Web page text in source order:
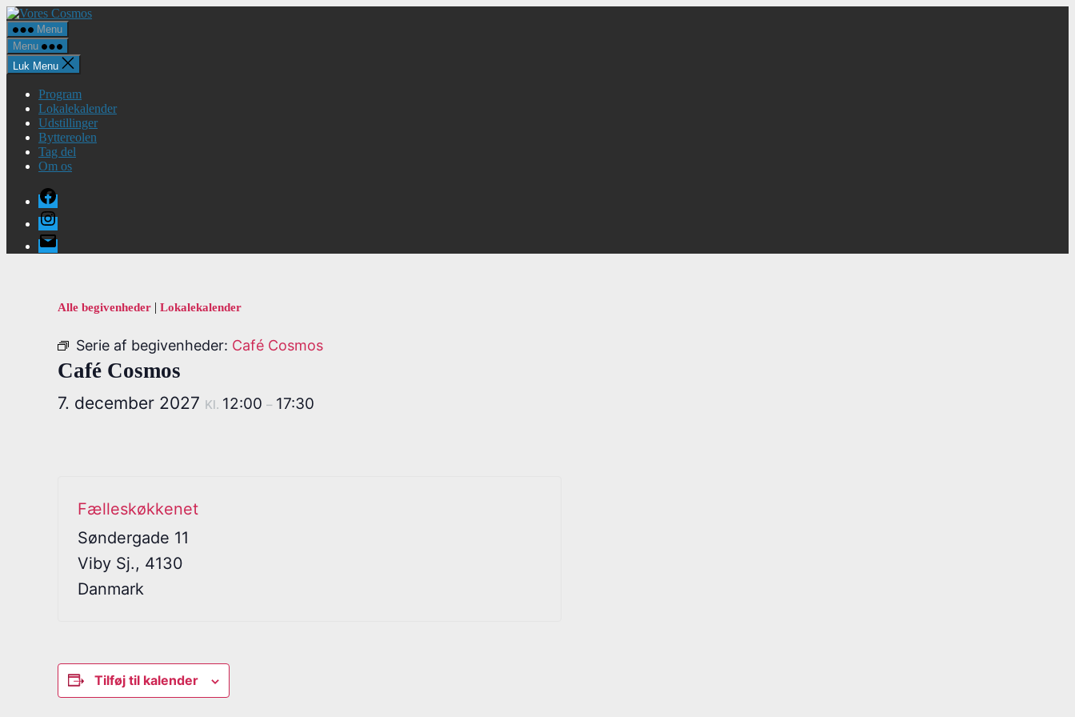
Spring
til
indholdet
Vores
Menu
Menu
Luk Menu
Program
Lokalekalender
Udstillinger
Byttereolen
Tag del
Om os
Facebook
Instagram
E-
mail
Alle begivenheder | Lokalekalender
Serie af begivenheder: Café Cosmos
Café Cosmos
7. december 2027 Kl. 12:00 – 17:30
Fælleskøkkenet
Søndergade 11
Viby Sj., 4130
Danmark
Tilføj til kalender